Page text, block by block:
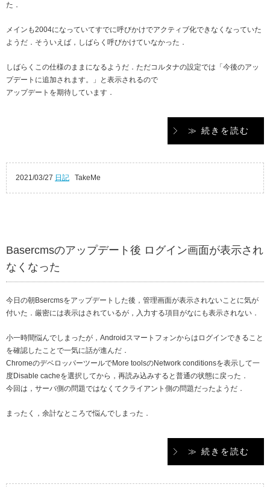
た．
メインも2004になっていてすでに呼びかけでアクティブ化できなくなっていた
ようだ．そういえば，しばらく呼びかけていなかった．
しばらくこの仕様のままになるようだ．ただコルタナの設定では「今後のアッ
プデートに追加されます。」と表示されるので
アップデートを期待しています．
≫ 続きを読む
2021/03/27 日記 TakeMe
Basercmsのアップデート後 ログイン画面が表示され
なくなった
今日の朝Bsercmsをアップデートした後，管理画面が表示されないことに気が
付いた．厳密には表示はされているが，入力する項目がなにも表示されない．
小一時間悩んでしまったが，Androidスマートフォンからはログインできること
を確認したことで一気に話が進んだ．
ChromeのデベロッパーツールでMore toolsのNetwork conditionsを表示して一
度Disable cacheを選択してから，再読み込みすると普通の状態に戻った．
今回は，サーバ側の問題ではなくてクライアント側の問題だったようだ．
まったく，余計なところで悩んでしまった．
≫ 続きを読む